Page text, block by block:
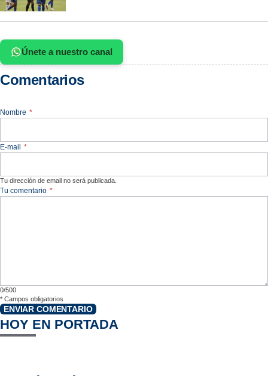
Únete a nuestro canal
Comentarios
Nombre *
E-mail *
Tu dirección de email no será publicada.
Tu comentario *
0/500
* Campos obligatorios
ENVIAR COMENTARIO
HOY EN PORTADA